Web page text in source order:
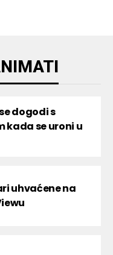
dogodi s
kada se uroni u
uhvaćene na